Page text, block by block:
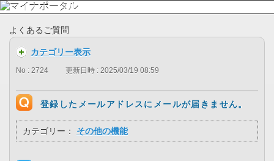
よくあるご質問
カテゴリー表示
No : 2724 更新日時 : 2025/03/19 08:59
登録したメールアドレスにメールが届きません。
カテゴリー： その他の機能